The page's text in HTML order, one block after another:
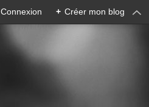
Connexion + Créer mon blog